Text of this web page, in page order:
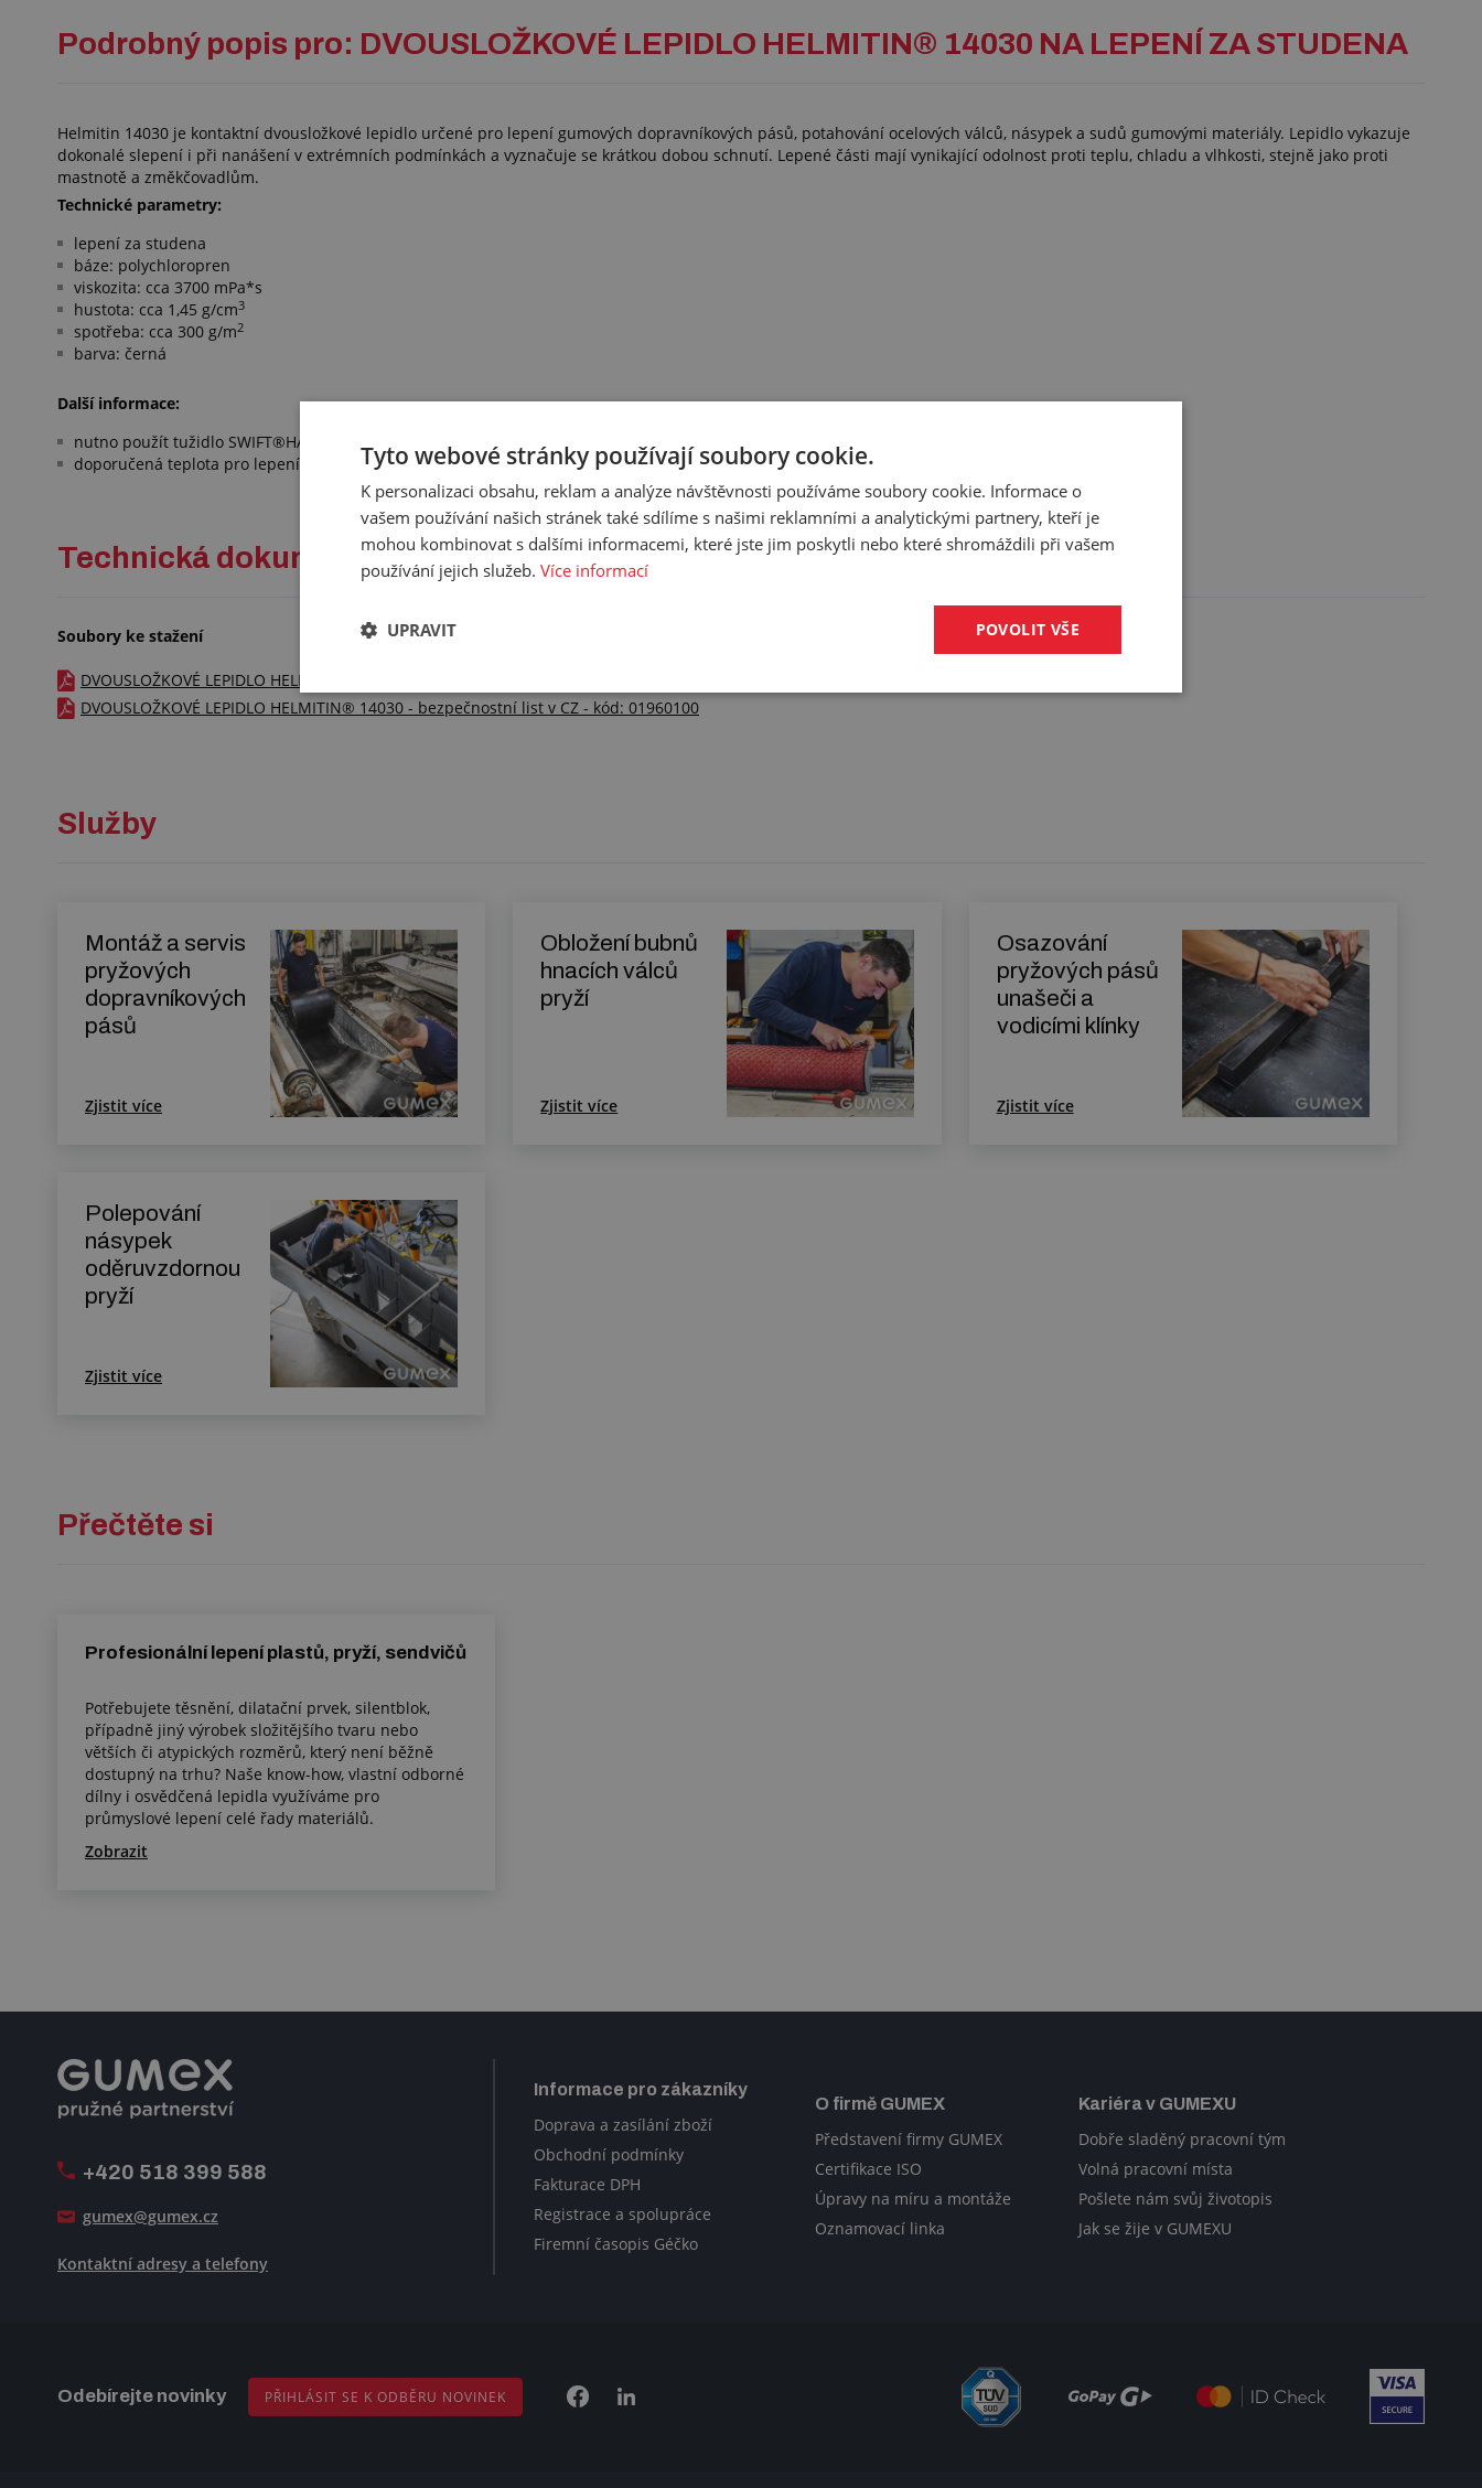
Podrobný popis pro: DVOUSLOŽKOVÉ LEPIDLO HELMITIN® 14030 NA LEPENÍ ZA STUDENA
Helmitin 14030 je kontaktní dvousložkové lepidlo určené pro lepení gumových dopravníkových pásů, potahování ocelových válců, násypek a sudů gumovými materiály. Lepidlo vykazuje
dokonalé slepení i při nanášení v extrémních podmínkách a vyznačuje se krátkou dobou schnutí. Lepené části mají vynikající odolnost proti teplu, chladu a vlhkosti, stejně jako proti
mastnotě a změkčovadlům.
Technické parametry:
lepení za studena
báze: polychloropren
viskozita: cca 3700 mPa*s
hustota: cca 1,45 g/cm3
spotřeba: cca 300 g/m2
barva: černá
Další informace:
nutno použít tužidlo SWIFT®HARDENER 9502 jako druhou složku (není součástí balení)
doporučená teplota pro lepení: min. +18 °C
Technická dokumentace
Soubory ke stažení
DVOUSLOŽKOVÉ LEPIDLO HELMITIN® 14030 - katalogový list v CZ - kód: 01960100
DVOUSLOŽKOVÉ LEPIDLO HELMITIN® 14030 - bezpečnostní list v CZ - kód: 01960100
Služby
Montáž a servis
pryžových
dopravníkových
pásů
Zjistit více
Obložení bubnů
hnacích válců
pryží
Zjistit více
Osazování
pryžových pásů
unašeči a
vodicími klínky
Zjistit více
Polepování
násypek
oděruvzdornou
pryží
Zjistit více
Přečtěte si
Profesionální lepení plastů, pryží, sendvičů
Potřebujete těsnění, dilatační prvek, silentblok,
případně jiný výrobek složitějšího tvaru nebo
větších či atypických rozměrů, který není běžně
dostupný na trhu? Naše know-how, vlastní odborné
dílny i osvědčená lepidla využíváme pro
průmyslové lepení celé řady materiálů.
Zobrazit
+420 518 399 588
gumex@gumex.cz
Kontaktní adresy a telefony
Informace pro zákazníky
Doprava a zasílání zboží
Obchodní podmínky
Fakturace DPH
Registrace a spolupráce
Firemní časopis Géčko
O firmě GUMEX
Představení firmy GUMEX
Certifikace ISO
Úpravy na míru a montáže
Oznamovací linka
Kariéra v GUMEXU
Dobře sladěný pracovní tým
Volná pracovní místa
Pošlete nám svůj životopis
Jak se žije v GUMEXU
Odebírejte novinky PŘIHLÁSIT SE K ODBĚRU NOVINEK
Tyto webové stránky používají soubory cookie.
K personalizaci obsahu, reklam a analýze návštěvnosti používáme soubory cookie. Informace o
vašem používání našich stránek také sdílíme s našimi reklamními a analytickými partnery, kteří je
mohou kombinovat s dalšími informacemi, které jste jim poskytli nebo které shromáždili při vašem
používání jejich služeb. Více informací
POVOLIT VŠE
UPRAVIT